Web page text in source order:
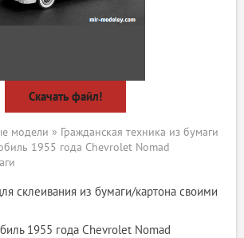
Скачать файл!
модели » Гражданская техника из бумаги
1955 года Chevrolet Nomad
склеивания из бумаги/картона своими
1955 года Chevrolet Nomad